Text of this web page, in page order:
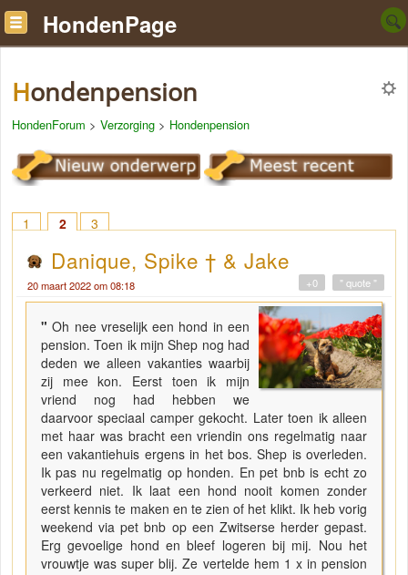
HondenPage
Hondenpension
HondenForum > Verzorging > Hondenpension
1 2 3
Danique, Spike † & Jake
20 maart 2022 om 08:18 " quote "
+0
"Oh nee vreselijk een hond in een
pension. Toen ik mijn Shep nog had
deden we alleen vakanties waarbij
zij mee kon. Eerst toen ik mijn
vriend nog had hebben we
daarvoor speciaal camper gekocht. Later toen ik alleen
met haar was bracht een vriendin ons regelmatig naar
een vakantiehuis ergens in het bos. Shep is overleden.
Ik pas nu regelmatig op honden. En pet bnb is echt zo
verkeerd niet. Ik laat een hond nooit komen zonder
eerst kennis te maken en te zien of het klikt. Ik heb vorig
weekend via pet bnb op een Zwitserse herder gepast.
Erg gevoelige hond en bleef logeren bij mij. Nou het
vrouwtje was super blij. Ze vertelde hem 1 x in pension